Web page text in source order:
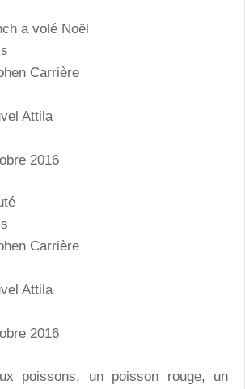
a volé Noël
Carrière
Attila
2016
Carrière
Attila
2016
poissons, un poisson rouge, un